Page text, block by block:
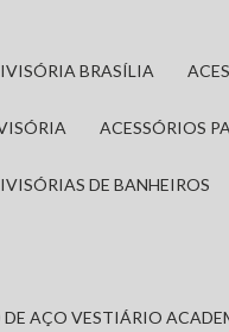
BRASÍLIA
ACESSÓRIOS
DE BANHEIROS
DE AÇO VESTIÁRIO